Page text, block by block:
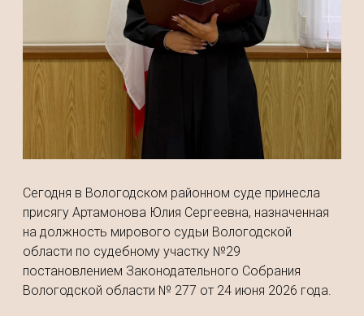
Сегодня в Вологодском районном суде принесла
присягу Артамонова Юлия Сергеевна, назначенная
на должность мирового судьи Вологодской
области по судебному участку №29
постановлением Законодательного Собрания
Вологодской области № 277 от 24 июня 2026 года.